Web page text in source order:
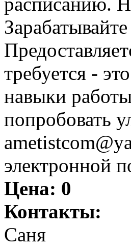
требуется -
навыки
попробовать
электронной
Цена: 0
Контакты:
Саня